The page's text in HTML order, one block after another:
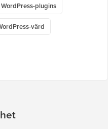
WordPress-plugins
värd